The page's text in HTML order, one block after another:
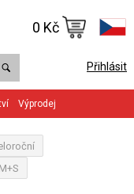
Přihlásit
0 Kč
Výprodej